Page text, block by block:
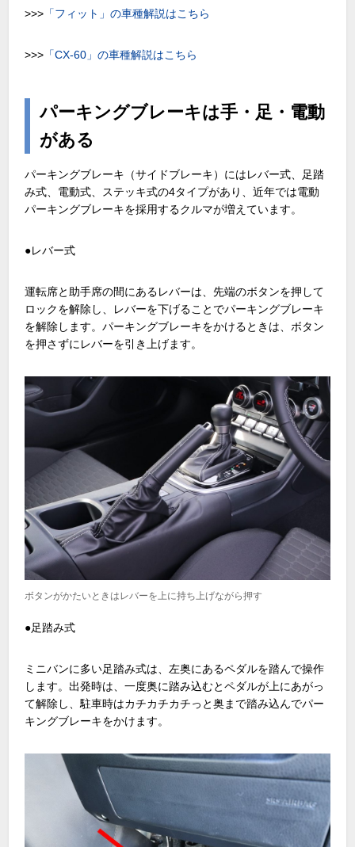
>>> 「フィット」の車種解説はこちら
>>> 「CX-60」の車種解説はこちら
パーキングブレーキは手・足・電動
がある
パーキングブレーキ（サイドブレーキ）にはレバー式、足踏
み式、電動式、ステッキ式の4タイプがあり、近年では電動
パーキングブレーキを採用するクルマが増えています。
●レバー式
運転席と助手席の間にあるレバーは、先端のボタンを押して
ロックを解除し、レバーを下げることでパーキングブレーキ
を解除します。パーキングブレーキをかけるときは、ボタン
を押さずにレバーを引き上げます。
ボタンがかたいときはレバーを上に持ち上げながら押す
●足踏み式
ミニバンに多い足踏み式は、左奥にあるペダルを踏んで操作
します。出発時は、一度奥に踏み込むとペダルが上にあがっ
て解除し、駐車時はカチカチカチっと奥まで踏み込んでパー
キングブレーキをかけます。